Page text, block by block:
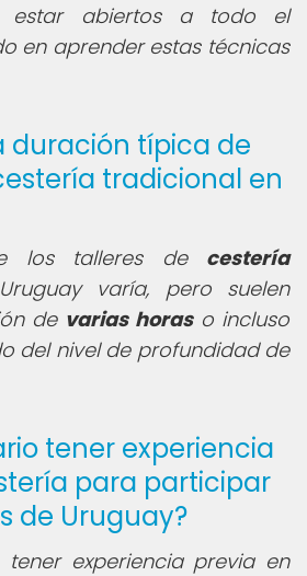
estar abiertos a todo el
en aprender estas técnicas
duración típica de
tradicional en
los talleres de cestería
varía, pero suelen
de varias horaso incluso
del nivel de profundidad de
tener experiencia
para participar
de Uruguay?
tener experiencia previa en